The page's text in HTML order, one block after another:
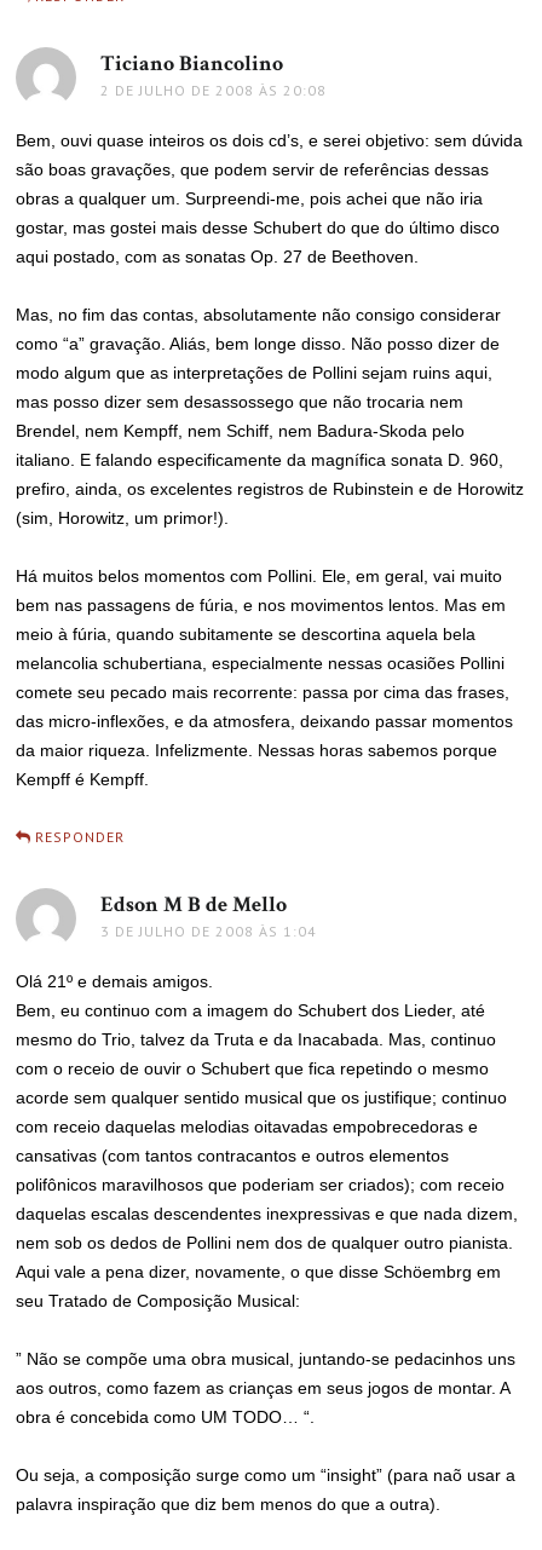
Ticiano Biancolino
2 DE JULHO DE 2008 ÀS 20:08
Bem, ouvi quase inteiros os dois cd’s, e serei objetivo: sem dúvida
são boas gravações, que podem servir de referências dessas
obras a qualquer um. Surpreendi-me, pois achei que não iria
gostar, mas gostei mais desse Schubert do que do último disco
aqui postado, com as sonatas Op. 27 de Beethoven.
Mas, no fim das contas, absolutamente não consigo considerar
como “a” gravação. Aliás, bem longe disso. Não posso dizer de
modo algum que as interpretações de Pollini sejam ruins aqui,
mas posso dizer sem desassossego que não trocaria nem
Brendel, nem Kempff, nem Schiff, nem Badura-Skoda pelo
italiano. E falando especificamente da magnífica sonata D. 960,
prefiro, ainda, os excelentes registros de Rubinstein e de Horowitz
(sim, Horowitz, um primor!).
Há muitos belos momentos com Pollini. Ele, em geral, vai muito
bem nas passagens de fúria, e nos movimentos lentos. Mas em
meio à fúria, quando subitamente se descortina aquela bela
melancolia schubertiana, especialmente nessas ocasiões Pollini
comete seu pecado mais recorrente: passa por cima das frases,
das micro-inflexões, e da atmosfera, deixando passar momentos
da maior riqueza. Infelizmente. Nessas horas sabemos porque
Kempff é Kempff.
RESPONDER
Edson M B de Mello
3 DE JULHO DE 2008 ÀS 1:04
Olá 21º e demais amigos.
Bem, eu continuo com a imagem do Schubert dos Lieder, até
mesmo do Trio, talvez da Truta e da Inacabada. Mas, continuo
com o receio de ouvir o Schubert que fica repetindo o mesmo
acorde sem qualquer sentido musical que os justifique; continuo
com receio daquelas melodias oitavadas empobrecedoras e
cansativas (com tantos contracantos e outros elementos
polifônicos maravilhosos que poderiam ser criados); com receio
daquelas escalas descendentes inexpressivas e que nada dizem,
nem sob os dedos de Pollini nem dos de qualquer outro pianista.
Aqui vale a pena dizer, novamente, o que disse Schöembrg em
seu Tratado de Composição Musical:
” Não se compõe uma obra musical, juntando-se pedacinhos uns
aos outros, como fazem as crianças em seus jogos de montar. A
obra é concebida como UM TODO… “.
Ou seja, a composição surge como um “insight” (para naõ usar a
palavra inspiração que diz bem menos do que a outra).